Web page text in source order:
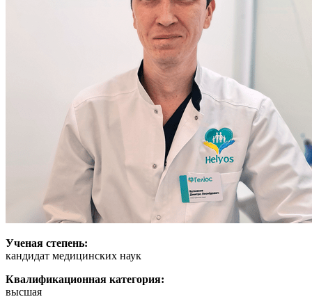
Ученая степень:
кандидат медицинских наук
Квалификационная категория:
высшая